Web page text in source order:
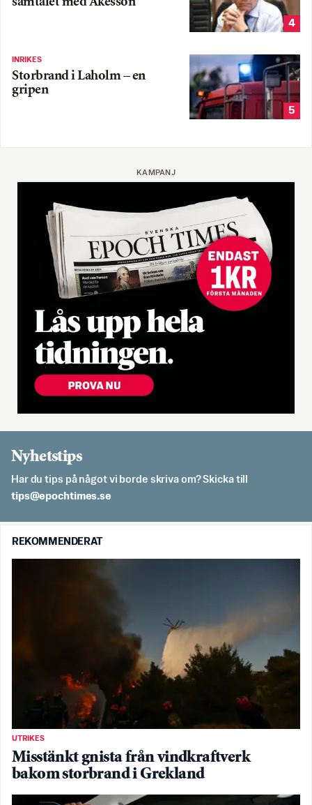
4
INRIKES
Storbrand i Laholm – en
gripen
5
KAMPANJ
Nyhetstips
Har du tips på något vi borde skriva om? Skicka till
es.semithcope@spit
REKOMMENDERAT
UTRIKES
Misstänkt gnista från vindkraftverk
bakom storbrand i Grekland